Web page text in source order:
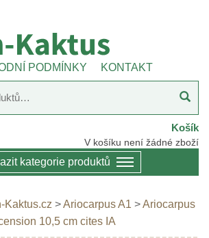
PODMÍNKY KONTAKT
Košík
V košíku není žádné zboží
kategorie produktů
Kaktus.cz >Ariocarpus A1 >Ariocarpus
10,5 cm cites IA